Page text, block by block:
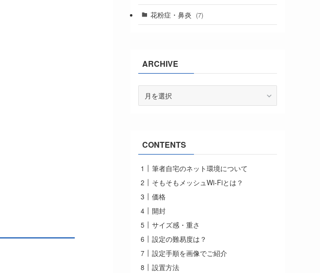
花粉症・鼻炎 (7)
ARCHIVE
ARCHIVE
CONTENTS
筆者自宅のネット環境について
そもそもメッシュWi-Fiとは？
価格
開封
サイズ感・重さ
設定の難易度は？
設定手順を画像でご紹介
設置方法